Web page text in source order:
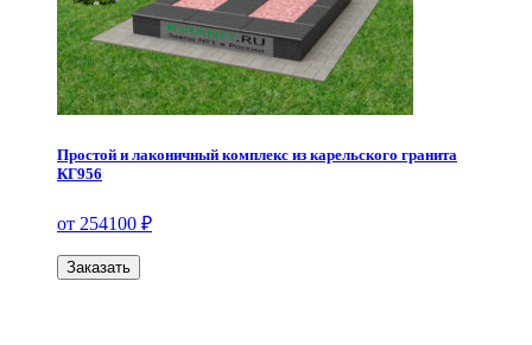
Простой и лаконичный комплекс из карельского гранита
КГ956
от 254100 ₽
Заказать